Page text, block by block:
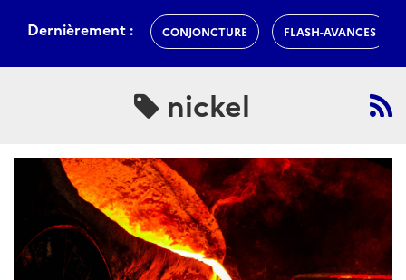
Dernièrement : CONJONCTURE FLASH-AVANCES
nickel